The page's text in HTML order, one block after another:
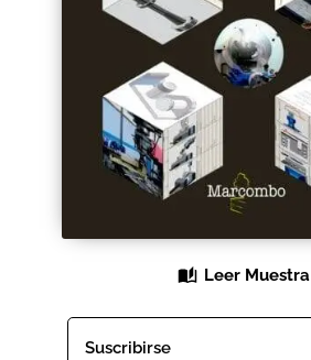
CONDICIONES DE COMPRA
Distribuidores
Leer Muestra
Suscribirse